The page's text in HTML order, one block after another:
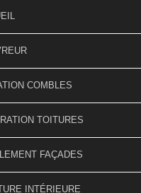
COMBLES
TOITURES
FAÇADES
INTÉRIEURE